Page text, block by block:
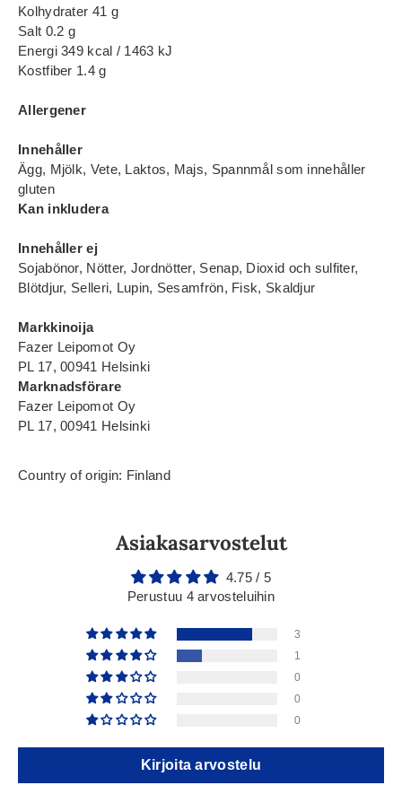
Kolhydrater 41 g
Salt 0.2 g
Energi 349 kcal / 1463 kJ
Kostfiber 1.4 g
Allergener
Innehåller
Ägg, Mjölk, Vete, Laktos, Majs, Spannmål som innehåller
gluten
Kan inkludera
Innehåller ej
Sojabönor, Nötter, Jordnötter, Senap, Dioxid och sulfiter,
Blötdjur, Selleri, Lupin, Sesamfrön, Fisk, Skaldjur
Markkinoija
Fazer Leipomot Oy
PL 17, 00941 Helsinki
Marknadsförare
Fazer Leipomot Oy
PL 17, 00941 Helsinki
Country of origin: Finland
Asiakasarvostelut
4.75 / 5
Perustuu 4 arvosteluihin
3
1
0
0
0
Kirjoita arvostelu